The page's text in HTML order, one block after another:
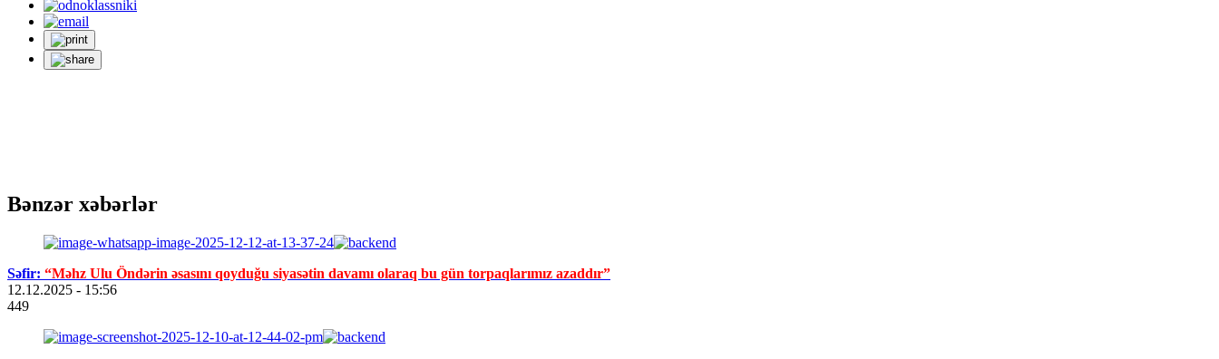
Bənzər xəbərlər
Səfir: “Məhz Ulu Öndərin əsasını qoyduğu siyasətin davamı olaraq bu gün torpaqlarımız azaddır”
12.12.2025 - 15:56
449